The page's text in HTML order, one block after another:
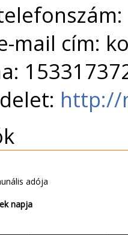
mail cím:
http://
adója
napja